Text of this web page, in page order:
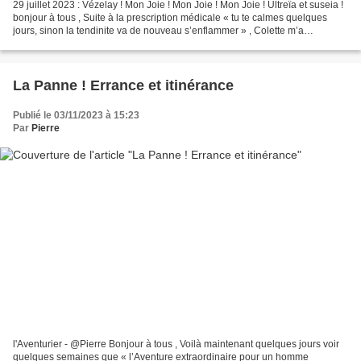
29 juillet 2023 : Vézelay ! Mon Joie ! Mon Joie ! Mon Joie ! Ultreïa et suseia !
bonjour à tous , Suite à la prescription médicale « tu te calmes quelques
jours, sinon la tendinite va de nouveau s’enflammer » , Colette m’a
La Panne ! Errance et itinérance
Publié le 03/11/2023 à 15:23
Par Pierre
l'Aventurier - @Pierre Bonjour à tous , Voilà maintenant quelques jours voir
quelques semaines que « l’Aventure extraordinaire pour un homme